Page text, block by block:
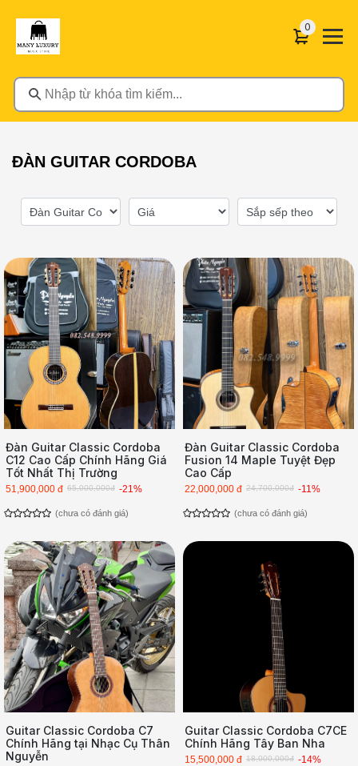
Nhập từ khóa tìm kiếm...
00 sản
ĐÀN GUITAR CORDOBA
Đàn Guitar Classic Cordoba
C12 Cao Cấp Chính Hãng Giá
Tốt Nhất Thị Trường
-21%
65,000,000đ
51,900,000 đ
(chưa có đánh giá)
Đàn Guitar Classic Cordoba
Fusion 14 Maple Tuyệt Đẹp
Cao Cấp
-11%
24,700,000đ
22,000,000 đ
(chưa có đánh giá)
Guitar Classic Cordoba C7
Chính Hãng tại Nhạc Cụ Thân
Nguyễn
Guitar Classic Cordoba C7CE
Chính Hãng Tây Ban Nha
-14%
18,000,000đ
15,500,000 đ